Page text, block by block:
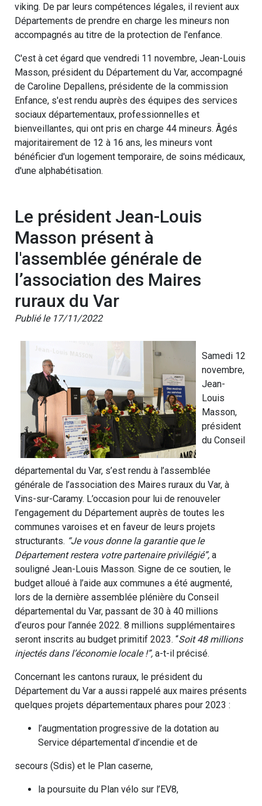
viking. De par leurs compétences légales, il revient aux
Départements de prendre en charge les mineurs non
accompagnés au titre de la protection de l'enfance.
C'est à cet égard que vendredi 11 novembre, Jean-Louis
Masson, président du Département du Var, accompagné
de Caroline Depallens, présidente de la commission
Enfance, s'est rendu auprès des équipes des services
sociaux départementaux, professionnelles et
bienveillantes, qui ont pris en charge 44 mineurs. Âgés
majoritairement de 12 à 16 ans, les mineurs vont
bénéficier d'un logement temporaire, de soins médicaux,
d'une alphabétisation.
Le président Jean-Louis
Masson présent à
l'assemblée générale de
l’association des Maires
ruraux du Var
Publié le 17/11/2022
Samedi 12
novembre,
Jean-
Louis
Masson,
président
du Conseil
départemental du Var, s’est rendu à l’assemblée
générale de l’association des Maires ruraux du Var, à
Vins-sur-Caramy. L’occasion pour lui de renouveler
l’engagement du Département auprès de toutes les
communes varoises et en faveur de leurs projets
structurants. “Je vous donne la garantie que le
Département restera votre partenaire privilégié”, a
souligné Jean-Louis Masson. Signe de ce soutien, le
budget alloué à l’aide aux communes a été augmenté,
lors de la dernière assemblée plénière du Conseil
départemental du Var, passant de 30 à 40 millions
d’euros pour l’année 2022. 8 millions supplémentaires
seront inscrits au budget primitif 2023. “Soit 48 millions
injectés dans l’économie locale !”, a-t-il précisé.
Concernant les cantons ruraux, le président du
Département du Var a aussi rappelé aux maires présents
quelques projets départementaux phares pour 2023 :
l’augmentation progressive de la dotation au
Service départemental d’incendie et de
secours (Sdis) et le Plan caserne,
la poursuite du Plan vélo sur l’EV8,